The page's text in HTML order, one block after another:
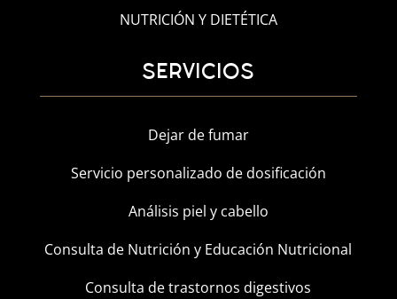
NUTRICIÓN Y DIETÉTICA
SERVICIOS
Dejar de fumar
Servicio personalizado de dosificación
Análisis piel y cabello
Consulta de Nutrición y Educación Nutricional
Consulta de trastornos digestivos